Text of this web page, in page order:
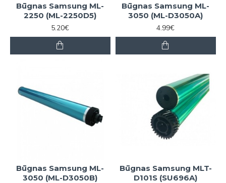
Būgnas Samsung ML-
2250 (ML-2250D5)
5.20€
Būgnas Samsung ML-
3050 (ML-D3050A)
4.99€
Būgnas Samsung ML-
3050 (ML-D3050B)
Būgnas Samsung MLT-
D101S (SU696A)